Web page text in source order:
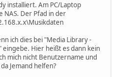
installiert. Am PC/Laptop
NAS. Der Pfad in der
ich dies bei "Media Library -
eingebe. Hier heißt es dann kein
mich nicht Benutzername und
Jemand helfen?